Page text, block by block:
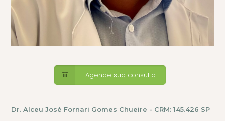
Agende sua consulta
Dr. Alceu José Fornari Gomes Chueire - CRM: 145.426 SP